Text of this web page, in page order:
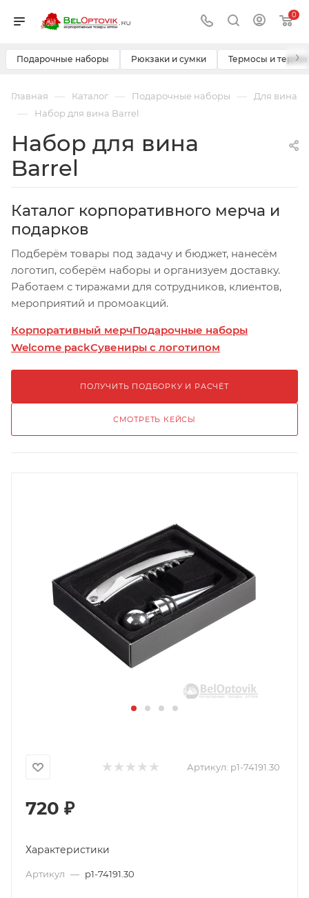
0
Подарочные наборы Рюкзаки и сумки Термосы и ›
Главная — Каталог — Подарочные наборы — Для вина
— Набор для вина Barrel
Набор для вина
Barrel
Каталог корпоративного мерча и
подарков
Подберём товары под задачу и бюджет, нанесём
логотип, соберём наборы и организуем доставку.
Работаем с тиражами для сотрудников, клиентов,
мероприятий и промоакций.
Корпоративный мерчПодарочные наборы
Welcome packСувениры с логотипом
ПОЛУЧИТЬ ПОДБОРКУ И РАСЧЁТ
СМОТРЕТЬ КЕЙСЫ
Артикул: p1-74191.30
720 ₽
Характеристики
Артикул — p1-74191.30